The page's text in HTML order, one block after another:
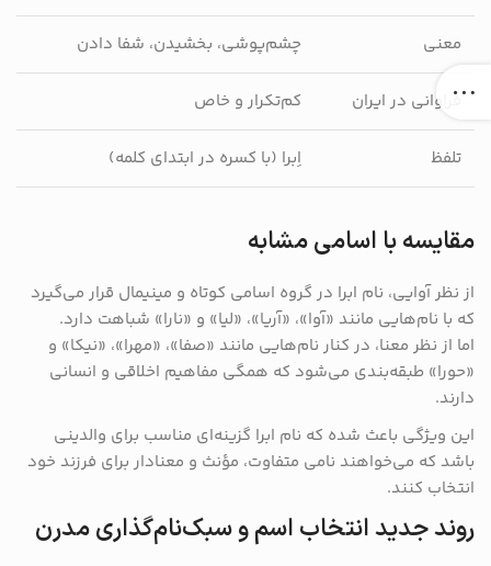
معنی چشم‌پوشی، بخشیدن، شفا دادن
فراوانی در ایران کم‌تکرار و خاص
تلفظ اِبرا (با کسره در ابتدای کلمه)
مقایسه با اسامی مشابه
از نظر آوایی، نام ابرا در گروه اسامی کوتاه و مینیمال قرار می‌گیرد
که با نام‌هایی مانند «آوا»، «آریا»، «لیا» و «نارا» شباهت دارد.
اما از نظر معنا، در کنار نام‌هایی مانند «صفا»، «مهرا»، «نیکا» و
«حورا» طبقه‌بندی می‌شود که همگی مفاهیم اخلاقی و انسانی
دارند.
این ویژگی باعث شده که نام ابرا گزینه‌ای مناسب برای والدینی
باشد که می‌خواهند نامی متفاوت، مؤنث و معنادار برای فرزند خود
انتخاب کنند.
روند جدید انتخاب اسم و سبک‌نام‌گذاری مدرن